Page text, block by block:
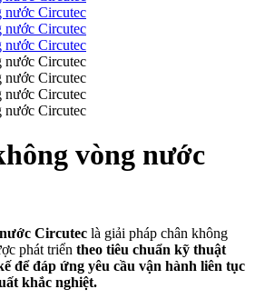
vòng nước
Circutec là giải pháp chân không
phát triển theo tiêu chuẩn kỹ thuật
để đáp ứng yêu cầu vận hành liên tục
khắc nghiệt.